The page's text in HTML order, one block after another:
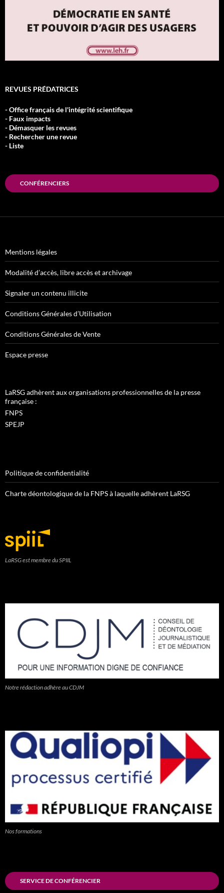
REVUES PRÉDATRICES
- Office français de l'intégrité scientifique
- Faux impacts
- Démasquer les revues
- Rechercher une revue
- Liste
CONFÉRENCIERS
Mentions légales
Modalité d’accès, libre accès et archivage
Signaler un contenu illicite
Conditions Générales d’Utilisation
Conditions Générales de Vente
Espace presse
LaRSG adhèrent aux organisations professionnelles de la presse
française :
FNPS
SPEJP
Politique de confidentialité
Charte déontologique de la FNPS à laquelle adhèrent LaRSG
LaRSG est membre du SPIIL
Notre rédaction adhère au CDJM
Nos formations
SERVICE DE CONFÉRENCIER